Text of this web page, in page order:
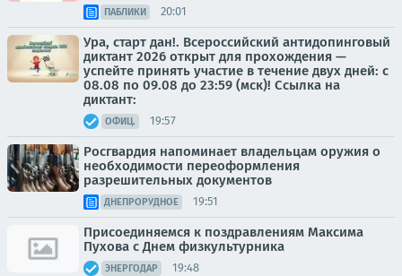
ПАБЛИКИ 20:01
Ура, старт дан!. Всероссийский антидопинговый
диктант 2026 открыт для прохождения —
успейте принять участие в течение двух дней: с
08.08 по 09.08 до 23:59 (мск)! Ссылка на
диктант:
ОФИЦ. 19:57
Росгвардия напоминает владельцам оружия о
необходимости переоформления
разрешительных документов
ДНЕПРОРУДНОЕ 19:51
Присоединяемся к поздравлениям Максима
Пухова с Днем физкультурника
ЭНЕРГОДАР 19:48